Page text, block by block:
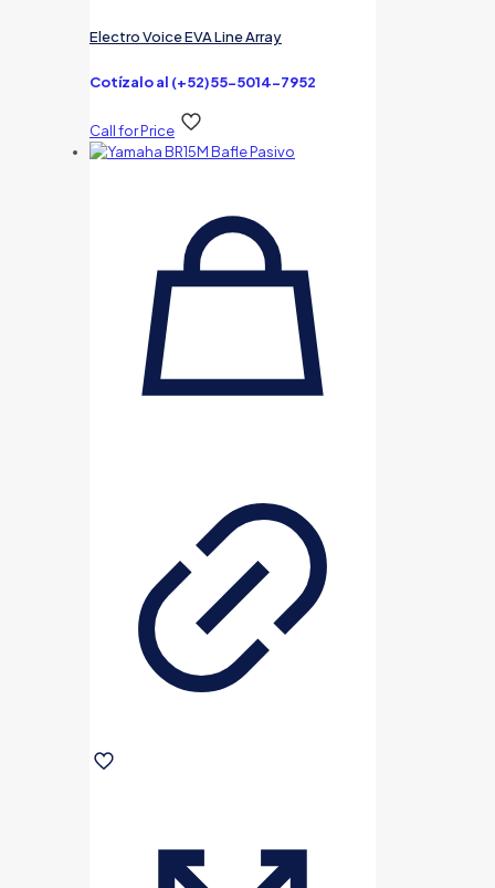
Electro Voice EVA Line Array
Cotízalo al (+52)55-5014-7952
Call for Price